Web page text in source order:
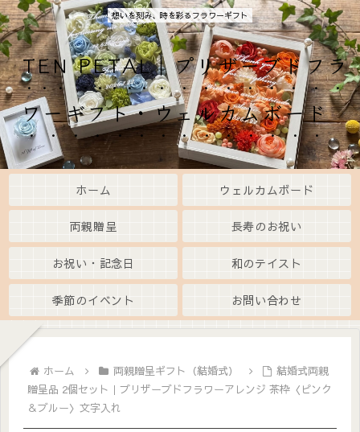
想いを刻み、時を彩るフラワーギフト
TEN PETAL｜プリザーブドフラ
ワーギフト・ウェルカムボード
ホーム ウェルカムボード
両親贈呈 長寿のお祝い
お祝い・記念日 和のテイスト
季節のイベント お問い合わせ
ホーム 両親贈呈ギフト（結婚式）
結婚式両親
贈呈品 2個セット｜プリザーブドフラワーアレンジ 茶枠〈ピンク
＆ブルー〉文字入れ